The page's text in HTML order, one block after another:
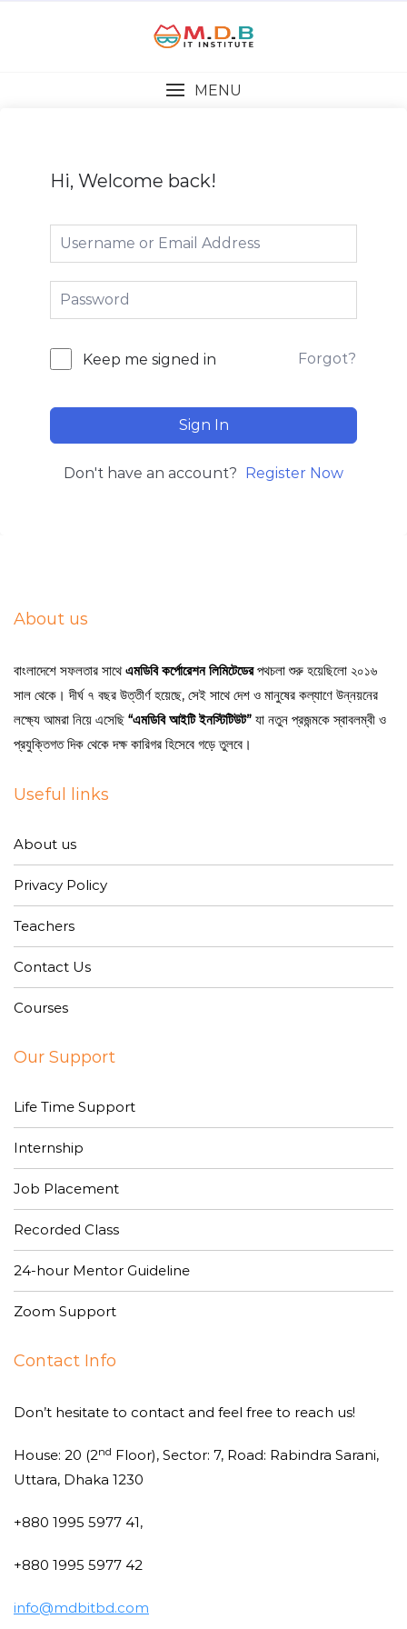
MENU
Hi, Welcome back!
Keep me signed in Forgot?
Sign In
Don't have an account? Register Now
About us
বাংলাদেশে সফলতার সাথেএমডিবি কর্পোরেশন লিমিটেডেরপথচলা শুরু হয়েছিলো ২০১৬
সাল থেকে। দীর্ঘ ৭ বছর উত্তীর্ণ হয়েছে, সেই সাথে দেশ ও মানুষের কল্যাণে উন্নয়নের
লক্ষ্যে আমরা নিয়ে এসেছি “এমডিবি আইটি ইনস্টিটিউট” যা নতুন প্রজন্মকে স্বাবলম্বী ও
প্রযুক্তিগত দিক থেকে দক্ষ কারিগর হিসেবে গড়ে তুলবে।
Useful links
About us
Privacy Policy
Teachers
Contact Us
Courses
Our Support
Life Time Support
Internship
Job Placement
Recorded Class
24-hour Mentor Guideline
Zoom Support
Contact Info
Don’t hesitate to contact and feel free to reach us!
House: 20 (2nd Floor), Sector: 7, Road: Rabindra Sarani,
Uttara, Dhaka 1230
+880 1995 5977 41,
+880 1995 5977 42
info@mdbitbd.com